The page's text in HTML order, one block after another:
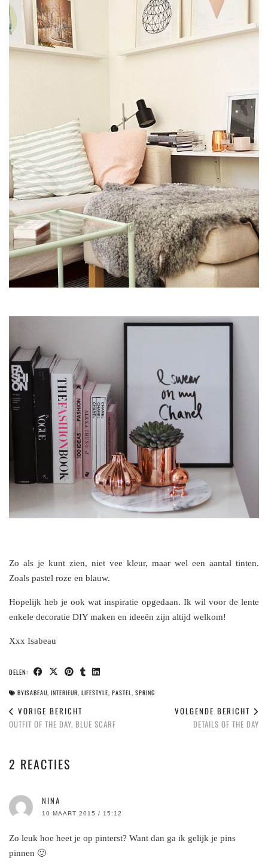
Zo als je kunt zien, niet vee kleur, maar wel een aantal tinten.
Zoals pastel roze en blauw.
Hopelijk heb je ook wat inspiratie opgedaan. Ik wil voor de lente
enkele decoratie DIY maken en ideeën zijn altijd welkom!
Xxx Isabeau
DELEN:
BYISABEAU, INTERIEUR, LIFESTYLE, PASTEL, SPRING
VORIGE BERICHT
OUTFIT OF THE DAY, BLUE SCARF
VOLGENDE BERICHT
DETAILS OF THE DAY
2 REACTIES
NINA
10 MAART 2015 / 15:12
Zo leuk hoe heet je op pinterst? Want dan ga ik gelijk je pins
pinnen 🙂